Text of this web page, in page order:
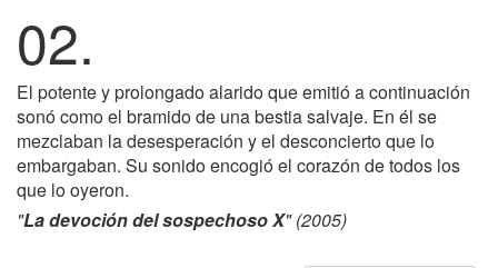
02.
El potente y prolongado alarido que emitió a continuación
sonó como el bramido de una bestia salvaje. En él se
mezclaban la desesperación y el desconcierto que lo
embargaban. Su sonido encogió el corazón de todos los
que lo oyeron.
"La devoción del sospechoso X" (2005)